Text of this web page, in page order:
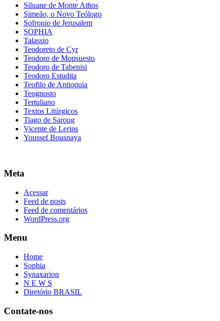
Siluane de Monte Athos
Simeão, o Novo Teólogo
Sofronio de Jerusalem
SOPHIA
Talassio
Teodoreto de Cyr
Teodoro de Mopsuesto
Teodoro de Tabenisi
Teodoro Estudita
Teofilo de Antioquia
Teognosto
Tertuliano
Textos Litúrgicos
Tiago de Saroug
Vicente de Lerins
Youssef Bousnaya
Meta
Acessar
Feed de posts
Feed de comentários
WordPress.org
Menu
Home
Sophia
Synaxarion
N E W S
Diretório BRASIL
Contate-nos